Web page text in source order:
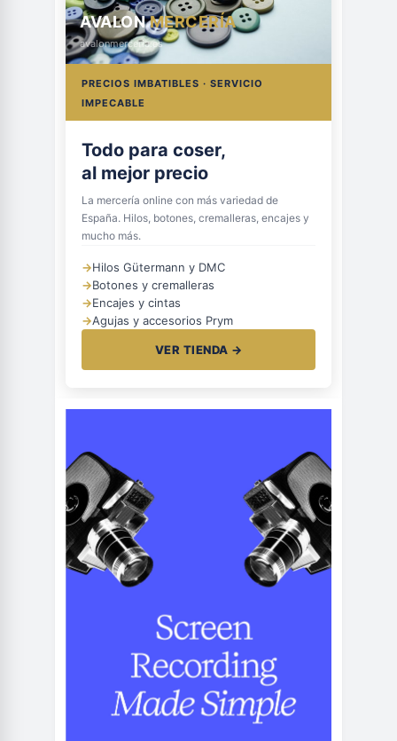
AVALONMERCERÍA
avalonmerceria.es
PRECIOS IMBATIBLES · SERVICIO
IMPECABLE
Todo para coser,
al mejor precio
La mercería online con más variedad de
España. Hilos, botones, cremalleras, encajes y
mucho más.
→Hilos Gütermann y DMC
→Botones y cremalleras
→Encajes y cintas
→Agujas y accesorios Prym
VER TIENDA →